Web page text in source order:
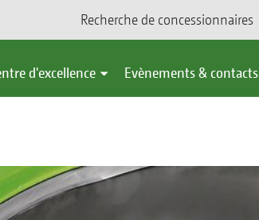
Recherche de concessionnaires
d'excellence Evènements & contacts